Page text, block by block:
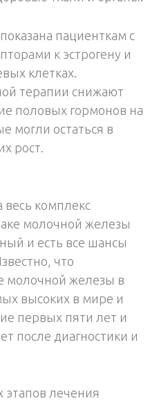
пациенткам с
к эстрогену и
клетках.
терапии снижают
половых гормонов на
могли остаться в
рост.
комплекс
молочной железы
и есть все шансы
что
молочной железы в
высоких в мире и
первых пяти лет и
после диагностики и
лечения